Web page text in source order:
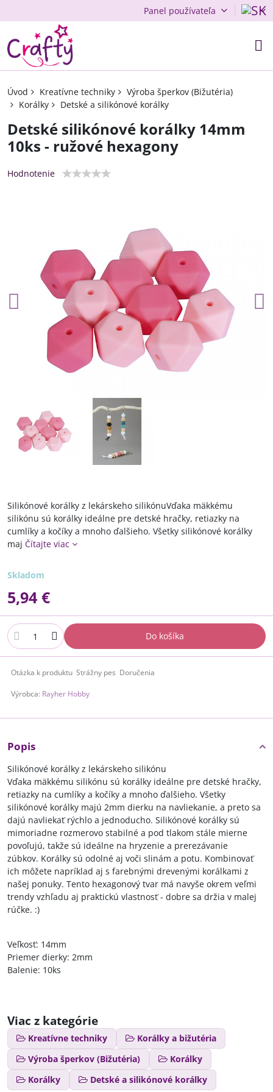
Panel používateľa
Úvod Kreatívne techniky
Výroba šperkov (Bižutéria)
Korálky
Detské a silikónové korálky
Detské silikónové korálky 14mm
10ks - ružové hexagony
Hodnotenie
Silikónové korálky z lekárskeho silikónuVďaka mäkkému
silikónu sú korálky ideálne pre detské hračky, retiazky na
cumlíky a kočíky a mnoho ďalšieho. Všetky silikónové korálky
maj Čítajte viac
Skladom
5,94 €
Do košíka
Otázka k produktu Strážny pes Doručenia
Výrobca: Rayher Hobby
Popis
Silikónové korálky z lekárskeho silikónu
Vďaka mäkkému silikónu sú korálky ideálne pre detské hračky,
retiazky na cumlíky a kočíky a mnoho ďalšieho. Všetky
silikónové korálky majú 2mm dierku na navliekanie, a preto sa
dajú navliekať rýchlo a jednoducho. Silikónové korálky sú
mimoriadne rozmerovo stabilné a pod tlakom stále mierne
povoľujú, takže sú ideálne na hryzenie a prerezávanie
zúbkov. Korálky sú odolné aj voči slinám a potu. Kombinovať
ich môžete napríklad aj s farebnými drevenými korálkami z
našej ponuky. Tento hexagonový tvar má navyše okrem veľmi
trendy vzhľadu aj praktickú vlastnosť - dobre sa držia v malej
rúčke. :)
Veľkosť: 14mm
Priemer dierky: 2mm
Balenie: 10ks
Viac z kategórie
Kreatívne techniky
Korálky a bižutéria
Výroba šperkov (Bižutéria)
Korálky
Korálky
Detské a silikónové korálky